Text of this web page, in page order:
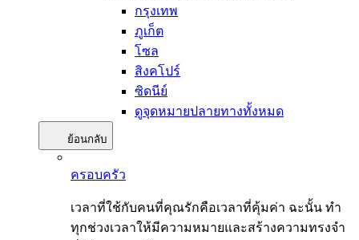
กรุงเทพ
ภูเก็ต
โซล
สิงคโปร์
ซิดนีย์
ดูจุดหมายปลายทางทั้งหมด
ย้อนกลับ
ครอบครัว
เวลาที่ใช้กับคนที่คุณรักคือเวลาที่คุ้มค่า ฉะนั้น ทำ
ทุกช่วงเวลาให้มีความหมายและสร้างความทรงจำ